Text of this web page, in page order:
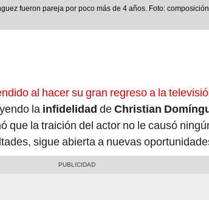
fueron pareja por poco más de 4 años. Foto:
al hacer su gran regreso a la
la infidelidad deChristian
que la traición del actor no le causó
sigue abierta a nuevas